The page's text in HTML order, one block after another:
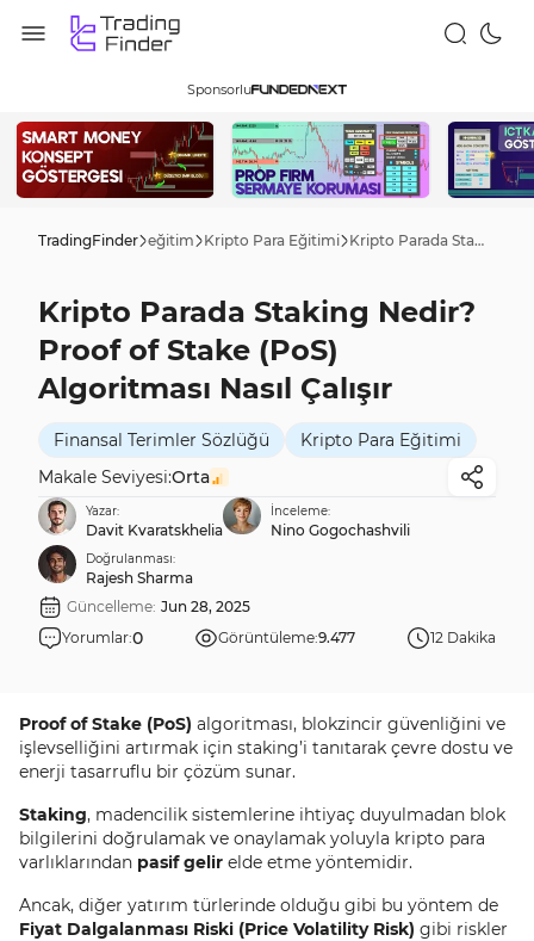
Sponsorlu
TradingFinder eğitim Kripto Para Eğitimi Kripto Parada Staking Nedir? Proof of Stake (PoS) Algoritması Nasıl Çalışır
Kripto Parada Staking Nedir?
Proof of Stake (PoS)
Algoritması Nasıl Çalışır
Finansal Terimler Sözlüğü
Kripto Para Eğitimi
Makale Seviyesi:Orta
Yazar:
Davit Kvaratskhelia
İnceleme:
Nino Gogochashvili
Doğrulanması:
Rajesh Sharma
Güncelleme: Jun 28, 2025
Yorumlar:0 Görüntüleme:9.477 12 Dakika
Proof of Stake (PoS) algoritması, blokzincir güvenliğini ve
işlevselliğini artırmak için staking’i tanıtarak çevre dostu ve
enerji tasarruflu bir çözüm sunar.
Staking, madencilik sistemlerine ihtiyaç duyulmadan blok
bilgilerini doğrulamak ve onaylamak yoluyla kripto para
varlıklarından pasif gelir elde etme yöntemidir.
Ancak, diğer yatırım türlerinde olduğu gibi bu yöntem de
Fiyat Dalgalanması Riski (Price Volatility Risk) gibi riskler